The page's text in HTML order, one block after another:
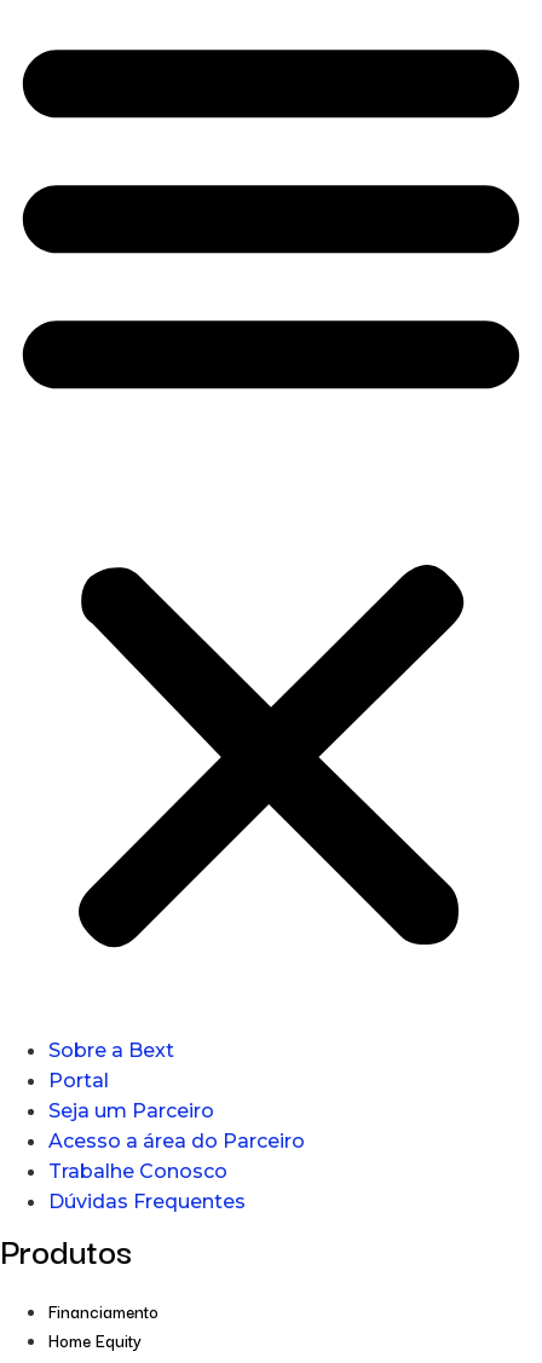
Sobre a Bext
Portal
Seja um Parceiro
Acesso a área do Parceiro
Trabalhe Conosco
Dúvidas Frequentes
Produtos
Financiamento
Home Equity